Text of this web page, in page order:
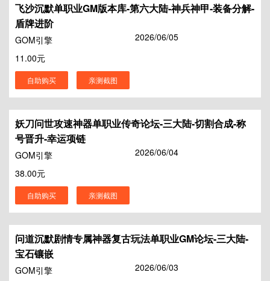
飞沙沉默单职业GM版本库-第六大陆-神兵神甲-装备分解-
盾牌进阶
GOM引擎
2026/06/05
11.00元
自助购买 亲测截图
妖刀问世攻速神器单职业传奇论坛-三大陆-切割合成-称
号晋升-幸运项链
GOM引擎
2026/06/04
38.00元
自助购买 亲测截图
问道沉默剧情专属神器复古玩法单职业GM论坛-三大陆-
宝石镶嵌
GOM引擎
2026/06/03